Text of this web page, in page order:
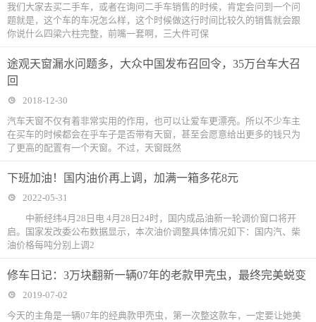
我们大家去买二手车，或者在询问二手车销售的时候，肯定会问到一个问
题就是，这个车的车况怎么样，这个时候做这行时间比较久的销售就会跟
你说什么四梁六柱完整，前嘴一套啊，三大件可保
途观天窗漏水问题多，大众中国发布召回令，35万台车大召
回
2018-12-30
汽车天窗不仅有着非常实用的作用，也可以让爱车更漂亮。所以不少车主
在买车的时候都会在乎车子是否带有天窗，甚至会愿意给出更多的钱只为
了更高的配置有一个天窗。不过，天窗既然
下班加油！国内油价再上调，加满一箱多花8元
2022-05-31
中新经纬4月28日电 4月28日24时，国内成品油新一轮调价窗口将开
启。国家发改委公布数据显示，本次油价调整具体情况如下：国内汽、柴
油价格每吨分别上调2
修车日记：3万块翻新一辆07年的老款甲壳虫，最终完美蜕变
2019-07-02
今天的主角是一辆07年的经典款甲壳虫，第一次整这款车，一定要让她美